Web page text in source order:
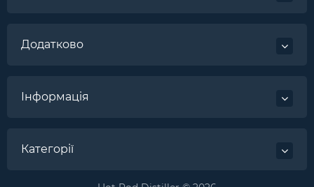
Додатково
Інформація
Категорії